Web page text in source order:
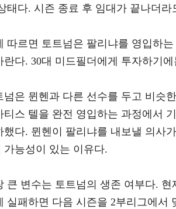
태다. 시즌 종료 후 임대가 끝나더
따르면 토트넘은 팔리냐를 영입하
란다. 30대 미드필더에게 투자하기
넘은 뮌헨과 다른 선수를 두고 비슷
티스 텔을 완전 영입하는 과정에서
했다. 뮌헨이 팔리냐를 내보낼 의사
가능성이 있는 이유다.
큰 변수는 토트넘의 생존 여부다.
실패하면 다음 시즌을 2부리그에서